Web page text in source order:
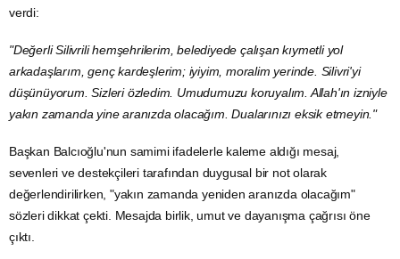
verdi:
"Değerli Silivrili hemşehrilerim, belediyede çalışan kıymetli yol
arkadaşlarım, genç kardeşlerim; iyiyim, moralim yerinde. Silivri'yi
düşünüyorum. Sizleri özledim. Umudumuzu koruyalım. Allah'ın izniyle
yakın zamanda yine aranızda olacağım. Dualarınızı eksik etmeyin."
Başkan Balcıoğlu'nun samimi ifadelerle kaleme aldığı mesaj,
sevenleri ve destekçileri tarafından duygusal bir not olarak
değerlendirilirken, "yakın zamanda yeniden aranızda olacağım"
sözleri dikkat çekti. Mesajda birlik, umut ve dayanışma çağrısı öne
çıktı.